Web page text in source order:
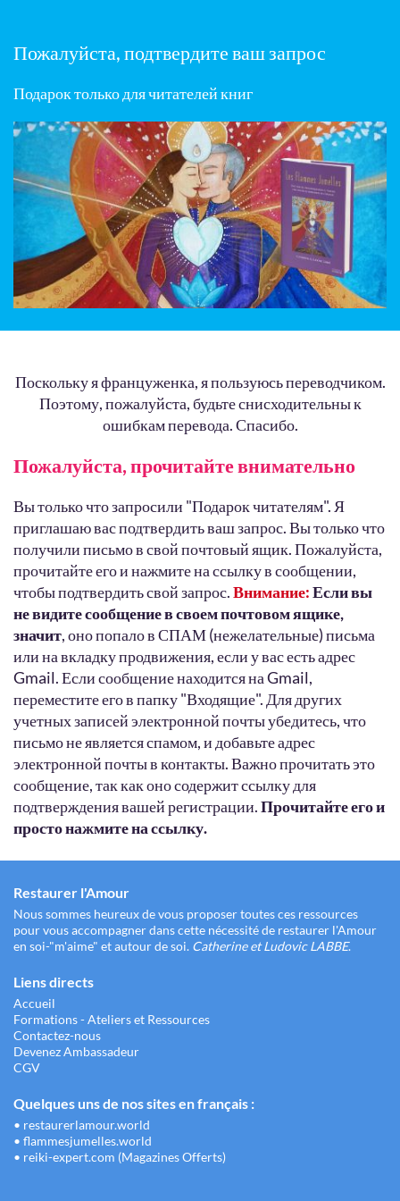
Пожалуйста, подтвердите ваш запрос
Подарок только для читателей книг
Поскольку я француженка, я пользуюсь переводчиком.
Поэтому, пожалуйста, будьте снисходительны к
ошибкам перевода. Спасибо.
Пожалуйста, прочитайте внимательно
Вы только что запросили "Подарок читателям". Я
приглашаю вас подтвердить ваш запрос. Вы только что
получили письмо в свой почтовый ящик. Пожалуйста,
прочитайте его и нажмите на ссылку в сообщении,
чтобы подтвердить свой запрос.Внимание:Если вы
не видите сообщение в своем почтовом ящике,
значит, оно попало в СПАМ (нежелательные) письма
или на вкладку продвижения, если у вас есть адрес
Gmail. Если сообщение находится на Gmail,
переместите его в папку "Входящие". Для других
учетных записей электронной почты убедитесь, что
письмо не является спамом, и добавьте адрес
электронной почты в контакты. Важно прочитать это
сообщение, так как оно содержит ссылку для
подтверждения вашей регистрации.Прочитайте его и
просто нажмите на ссылку.
Restaurer l'Amour
Nous sommes heureux de vous proposer toutes ces ressources
pour vous accompagner dans cette nécessité de restaurer l'Amour
en soi-"m'aime" et autour de soi. Catherine et Ludovic LABBE.
Liens directs
Accueil
Formations - Ateliers et Ressources
Contactez-nous
Devenez Ambassadeur
CGV
Quelques uns de nos sites en français :
• restaurerlamour.world
• flammesjumelles.world
• reiki-expert.com (Magazines Offerts)